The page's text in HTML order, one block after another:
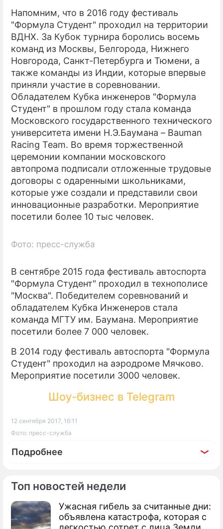
Топ новостей недели
Ужасная гибель за считанные дни:
объявлена катастрофа, которая с
Напомним, что в 2016 году фестиваль
"Формула Студент" проходил на территории
ВДНХ. За Кубок турнира боролись восемь
команд из Москвы, Белгорода, Нижнего
Новгорода, Санкт-Петербурга и Тюмени, а
также команды из Индии, которые впервые
приняли участие в соревновании.
Обладателем Кубка инженеров "Формула
Студент" в прошлом году стала команда
Московского государственного технического
университета имени Н.Э.Баумана – Bauman
Racing Team. Во время торжественной
церемонии компании московского
автопрома подписали отложенные трудовые
договоры с одаренными школьниками,
которые уже создали и представили свои
инновационные разработки. Мероприятие
посетили более 10 тыс человек.
Фото: пресс-служба
В сентябре 2015 года фестиваль автоспорта
"Формула Студент" проходил в технополисе
"Москва". Победителем соревнований и
обладателем Кубка Инженеров стала
команда МГТУ им. Баумана. Мероприятие
посетили более 7 000 человек.
В 2014 году фестиваль автоспорта "Формула
Студент" проходил на аэродроме Мячково.
Мероприятие посетили 3000 человек.
Шоу-бизнес в Telegram
12 сентября 2017, 16:11
Фото: пресс-служба
Подробнее